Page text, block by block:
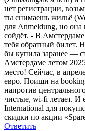
нет регистрации,
ты снимаешь жильё
для Anmeldung, но она
сойдёт. - В
тебя обратный билет.
бы купила заранее —
Амстердаме летом
место! Сейчас, в
евро. Поищи на
напротив
чистые, wi-fi летает. И
International для
скидки по акции
Ответить